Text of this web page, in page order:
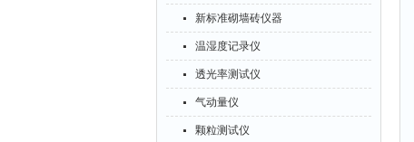
新标准砌墙砖仪器
温湿度记录仪
透光率测试仪
气动量仪
颗粒测试仪